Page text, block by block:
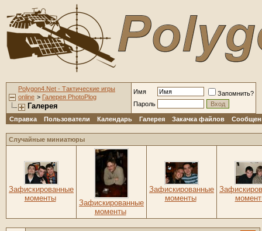
Polygon4.Net - Тактические игры
online > Галерея PhotoPlog
Галерея
Имя
Запомнить?
Пароль
Справка Пользователи Календарь Галерея Закачка файлов
Случайные миниатюры
Зафискированные
моменты
Зафискированные
моменты
Зафискированные
моменты